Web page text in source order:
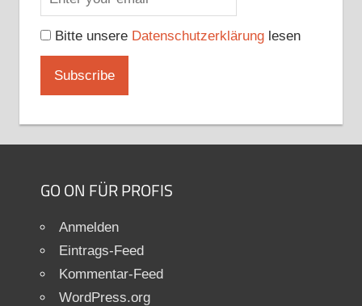
Bitte unsere Datenschutzerklärunglesen
GO ON FÜR PROFIS
Anmelden
Eintrags-Feed
Kommentar-Feed
WordPress.org